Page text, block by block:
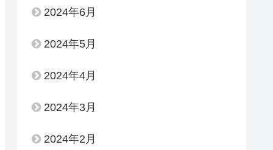
2024年6月
2024年5月
2024年4月
2024年3月
2024年2月